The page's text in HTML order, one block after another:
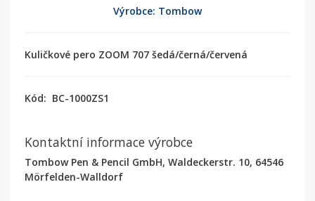
Výrobce: Tombow
Kuličkové pero ZOOM 707 šedá/černá/červená
Kód: BC-1000ZS1
Kontaktní informace výrobce
Tombow Pen & Pencil GmbH, Waldeckerstr. 10, 64546
Mörfelden-Walldorf